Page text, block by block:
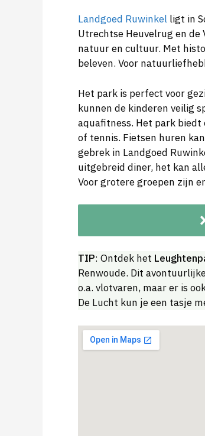
Landgoed Ruwinkel ligt in
Utrechtse Heuvelrug en de
natuur en cultuur. Met
beleven. Voor
Het park is perfect voor
kunnen de kinderen veilig
aquafitness. Het park
of tennis. Fietsen huren
gebrek in Landgoed
uitgebreid diner, het kan
Voor grotere groepen zijn
TIP: Ontdek het
Renwoude. Dit
o.a. vlotvaren, maar er is
De Lucht kun je een tasje